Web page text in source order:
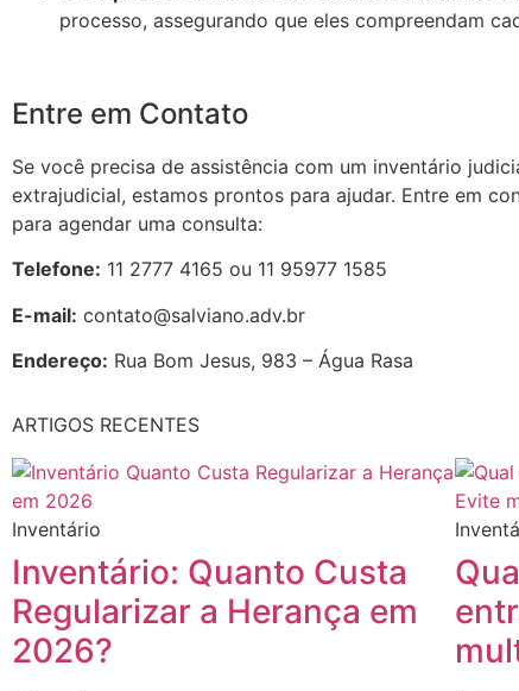
processo, assegurando que eles compreendam
Entre em Contato
Se você precisa de assistência com um inventário
extrajudicial, estamos prontos para ajudar. Entre em
para agendar uma consulta:
Telefone: 11 2777 4165 ou 11 95977 1585
E-mail: contato@salviano.adv.br
Endereço: Rua Bom Jesus, 983 – Água Rasa
ARTIGOS RECENTES
Inventário
Inventário: Quanto Custa
Regularizar a Herança em
2026?